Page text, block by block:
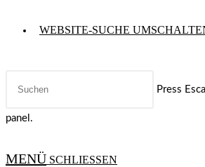
WEBSITE-SUCHE
Press
panel.
MENÜ SCHLIESSEN